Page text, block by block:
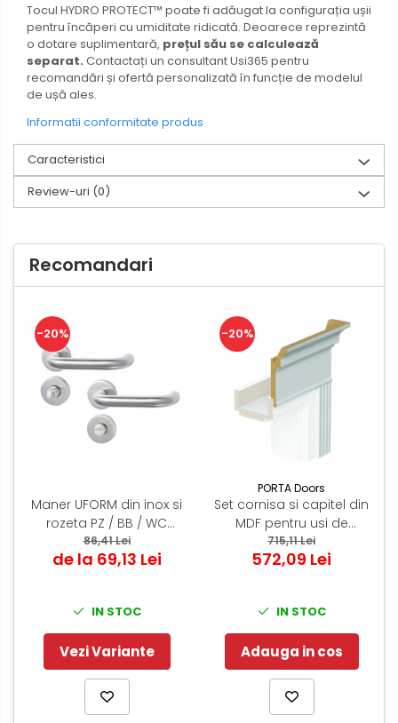
Tocul HYDRO PROTECT™ poate fi adăugat la configurația ușii
pentru încăperi cu umiditate ridicată. Deoarece reprezintă
o dotare suplimentară, prețul său se calculează
separat. Contactați un consultant Usi365 pentru
recomandări și ofertă personalizată în funcție de modelul
de ușă ales.
Informatii conformitate produs
Caracteristici
Review-uri (0)
Recomandari
-20%
Maner UFORM din inox si
rozeta PZ / BB / WC
rotunda 50 mm
86,41 Lei
de la 69,13 Lei
IN STOC
Vezi Variante
-20%
PORTA Doors
Set cornisa si capitel din
MDF pentru usi de
interior - Modul Retro
715,11 Lei
572,09 Lei
IN STOC
Adauga in cos